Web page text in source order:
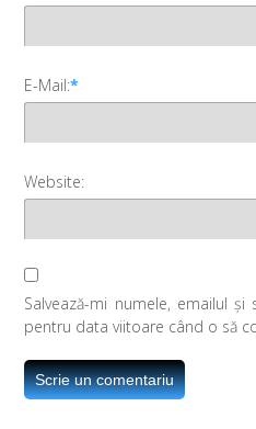
E-Mail:*
Website:
Salvează-mi numele, emailul
pentru data viitoare când o să